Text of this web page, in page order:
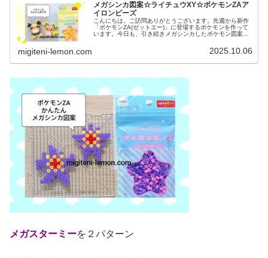
メガシンカ図案☆ライチュウXY☆ポケモンZAア
イロンビーズ
こんにちは。ご訪問ありがとうございます。先週から新作
「ポケモンZA(ゼットエー)」に登場するポケモンを作って
います。今日も、引き続きメガシンカしたポケモン図案で
migiteni-lemon.com 2025.10.06
メガスターミーを２パターン